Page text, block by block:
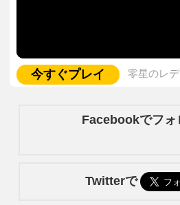
今すぐプレイ 零星のレ
Facebookでフォ
Twitterで